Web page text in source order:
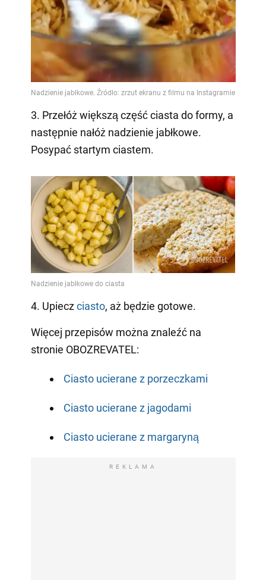
3. Przełóż większą część ciasta do formy, a
następnie nałóż nadzienie jabłkowe.
Posypać startym ciastem.
4. Upieczciasto, aż będzie gotowe.
Więcej przepisów można znaleźć na
stronie OBOZREVATEL:
Ciasto ucierane z porzeczkami
Ciasto ucierane z jagodami
Ciasto ucierane z margaryną
REKLAMA